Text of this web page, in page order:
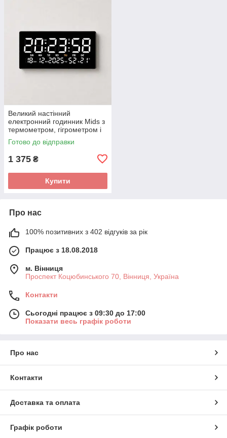
Великий настінний
електронний годинник Mids з
термометром, гігрометром і
датою.
Готово до відправки
1 375 ₴
Купити
Про нас
100% позитивних з 402 відгуків за рік
Працює з 18.08.2018
м. Вінниця
Проспект Коцюбинського 70, Вінниця, Україна
Контакти
Сьогодні працює з 09:30 до 17:00
Показати весь графік роботи
Про нас
Контакти
Доставка та оплата
Графік роботи